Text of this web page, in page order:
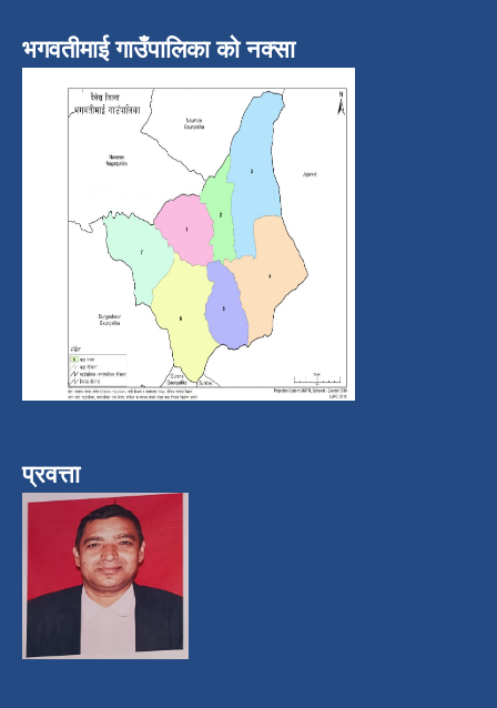
भगवतीमाई गाउँपालिका को नक्सा
प्रवत्ता